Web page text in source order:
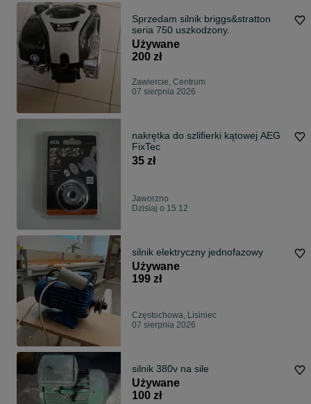
Sprzedam silnik briggs&stratton
seria 750 uszkodzony.
Używane
200 zł
Zawiercie, Centrum
07 sierpnia 2026
nakrętka do szlifierki kątowej AEG
FixTec
35 zł
Jaworzno
Dzisiaj o 15:12
silnik elektryczny jednofazowy
Używane
199 zł
Częstochowa, Lisiniec
07 sierpnia 2026
silnik 380v na sile
Używane
100 zł